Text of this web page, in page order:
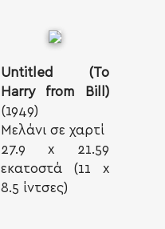
Untitled (To
Harry from Bill)
(1949)
Mελάνι σε χαρτί
27.9 x 21.59
εκατοστά (11 x
8.5 ίντσες)